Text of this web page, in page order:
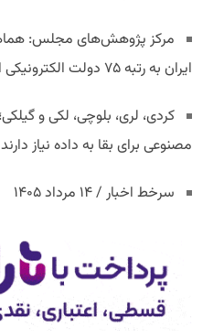
مرکز پژوهش‌های مجلس:
ایران به رتبه ۷۵ دولت الکترونیکی است
کردی، لری، بلوچی، لکی و
مصنوعی برای بقا به داده نیاز دارند
سرخط اخبار / ۱۴ مرداد ۱۴۰۵